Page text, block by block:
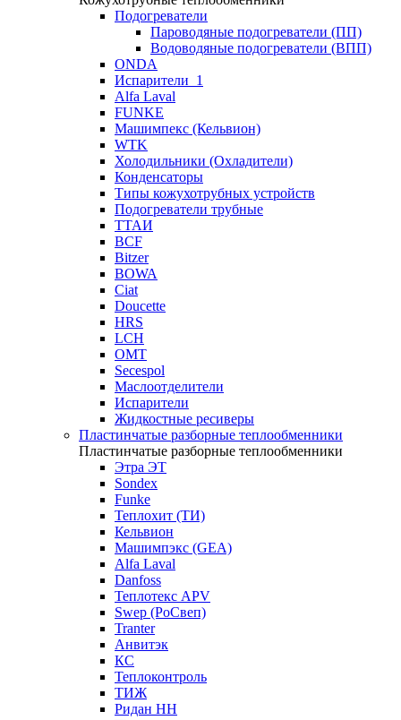
Подогреватели
Пароводяные подогреватели (ПП)
Водоводяные подогреватели (ВПП)
ONDA
Испарители_1
Alfa Laval
FUNKE
Машимпекс (Кельвион)
WTK
Холодильники (Охладители)
Конденсаторы
Типы кожухотрубных устройств
Подогреватели трубные
ТТАИ
BCF
Bitzer
BOWA
Ciat
Doucette
HRS
LCH
OMT
Secespol
Маслоотделители
Испарители
Жидкостные ресиверы
Пластинчатые разборные теплообменники
Пластинчатые разборные теплообменники
Этра ЭТ
Sondex
Funke
Теплохит (ТИ)
Кельвион
Машимпэкс (GEA)
Alfa Laval
Danfoss
Теплотекс APV
Swep (РоСвеп)
Tranter
Анвитэк
КС
Теплоконтроль
ТИЖ
Ридан НН